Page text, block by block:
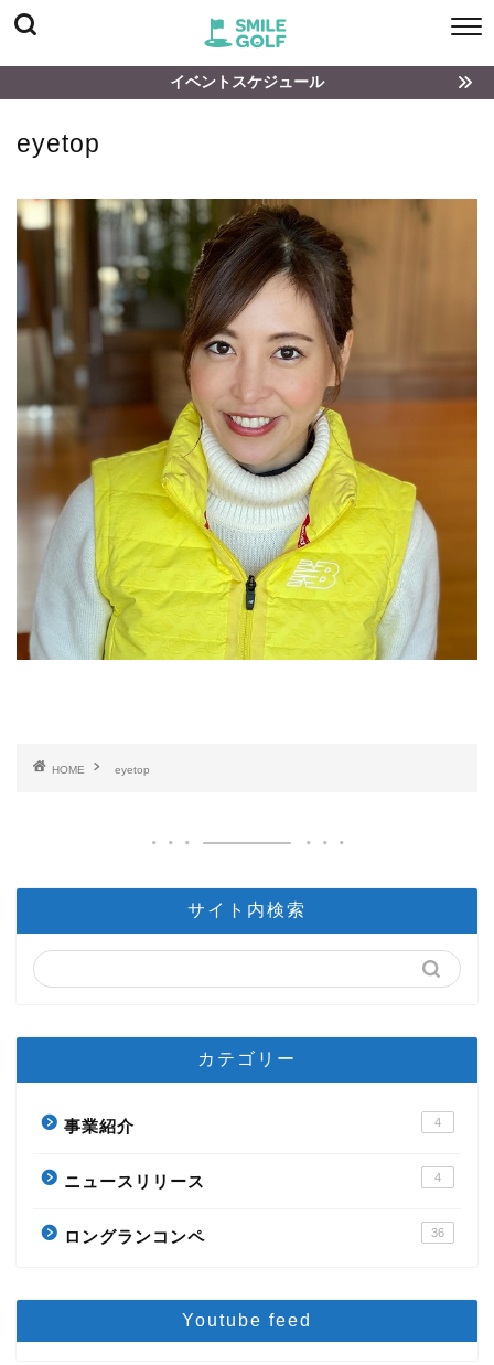
イベントスケジュール
eyetop
HOME eyetop
サイト内検索
カテゴリー
事業紹介 4
ニュースリリース 4
ロングランコンペ 36
Youtube feed